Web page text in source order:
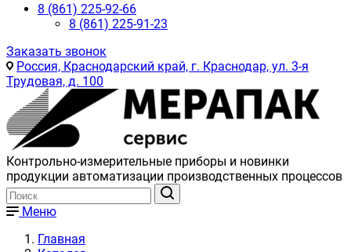
8 (861) 225-92-66
8 (861) 225-91-23
Заказать звонок
Россия, Краснодарский край, г. Краснодар, ул. 3-я
Трудовая, д. 100
Контрольно-измерительные приборы и новинки
продукции автоматизации производственных процессов
Меню
Главная